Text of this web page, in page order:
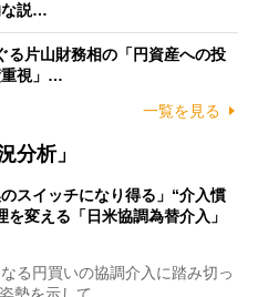
な説…
る片山財務相の「円資産への投
視」…
一覧を見る
分析」
のスイッチになり得る」“介入慣
を変える「日米協調為替介入」
る円買いの協調介入に踏み切っ